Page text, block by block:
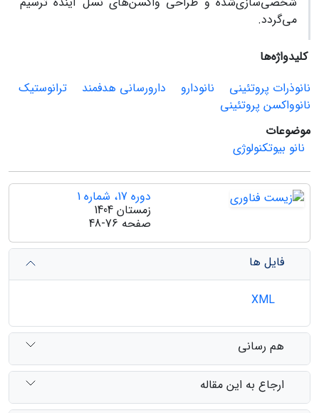
می‌گردد.
کلیدواژه‌ها
نانوذرات پروتئینی
نانودارو دارو‌رسانی هدفمند
ترانوستیک
نانوواکسن پروتئینی
موضوعات
نانو بیوتکنولوژی
دوره 17، شماره 1
زمستان 1404
صفحه 48-76
فایل ها
هم رسانی
ارجاع به این مقاله